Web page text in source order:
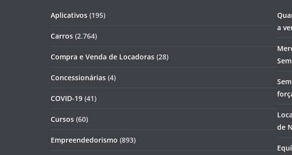
Aplicativos (195)
Carros (2.764)
Compra e Venda de Locadoras (28)
Concessionárias (4)
COVID-19 (41)
Cursos (60)
Empreendedorismo (893)
a
de